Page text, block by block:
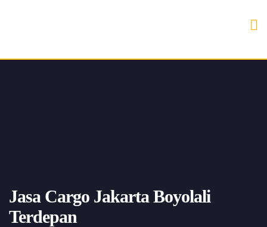
Jasa Cargo Jakarta Boyolali
Terdepan